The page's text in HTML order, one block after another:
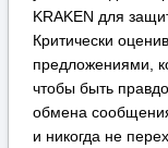
Маркетплейс
аудитории
первых, это
представленный
интуитивно
упрощает